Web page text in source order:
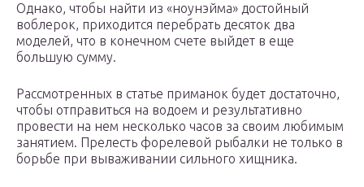
Однако, чтобы найти из «ноунэйма» достойный
воблерок, приходится перебрать десяток два
моделей, что в конечном счете выйдет в еще
большую сумму.
Рассмотренных в статье приманок будет достаточно,
чтобы отправиться на водоем и результативно
провести на нем несколько часов за своим любимым
занятием. Прелесть форелевой рыбалки не только в
борьбе при вываживании сильного хищника.